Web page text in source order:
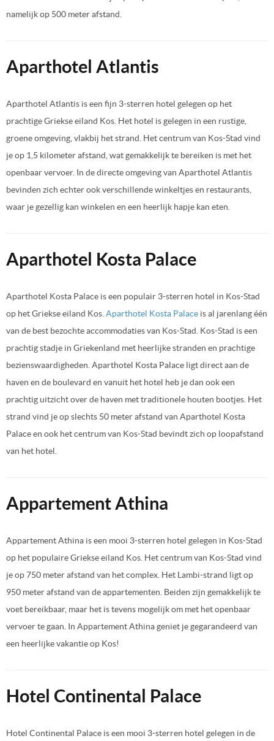
namelijk op 500 meter afstand.
Aparthotel Atlantis
Aparthotel Atlantis is een fijn 3-sterren hotel gelegen op het
prachtige Griekse eiland Kos. Het hotel is gelegen in een rustige,
groene omgeving, vlakbij het strand. Het centrum van Kos-Stad vind
je op 1,5 kilometer afstand, wat gemakkelijk te bereiken is met het
openbaar vervoer. In de directe omgeving van Aparthotel Atlantis
bevinden zich echter ook verschillende winkeltjes en restaurants,
waar je gezellig kan winkelen en een heerlijk hapje kan eten.
Aparthotel Kosta Palace
Aparthotel Kosta Palace is een populair 3-sterren hotel in Kos-Stad
op het Griekse eiland Kos. Aparthotel Kosta Palace is al jarenlang één
van de best bezochte accommodaties van Kos-Stad. Kos-Stad is een
prachtig stadje in Griekenland met heerlijke stranden en prachtige
bezienswaardigheden. Aparthotel Kosta Palace ligt direct aan de
haven en de boulevard en vanuit het hotel heb je dan ook een
prachtig uitzicht over de haven met traditionele houten bootjes. Het
strand vind je op slechts 50 meter afstand van Aparthotel Kosta
Palace en ook het centrum van Kos-Stad bevindt zich op loopafstand
van het hotel.
Appartement Athina
Appartement Athina is een mooi 3-sterren hotel gelegen in Kos-Stad
op het populaire Griekse eiland Kos. Het centrum van Kos-Stad vind
je op 750 meter afstand van het complex. Het Lambi-strand ligt op
950 meter afstand van de appartementen. Beiden zijn gemakkelijk te
voet bereikbaar, maar het is tevens mogelijk om met het openbaar
vervoer te gaan. In Appartement Athina geniet je gegarandeerd van
een heerlijke vakantie op Kos!
Hotel Continental Palace
Hotel Continental Palace is een mooi 3-sterren hotel gelegen in de